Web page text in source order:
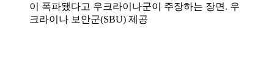
이 폭파됐다고 우크라이나군이 주장하는 장면. 우
크라이나 보안군(SBU) 제공